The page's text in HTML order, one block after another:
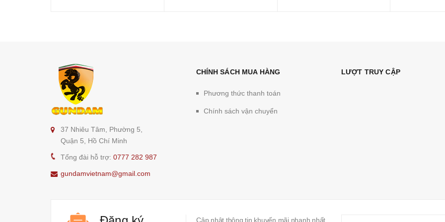
37 Nhiêu Tâm, Phường 5,
Quận 5, Hồ Chí Minh
Tổng đài hỗ trợ: 0777 282 987
gundamvietnam@gmail.com
CHÍNH SÁCH MUA HÀNG
Phương thức thanh toán
Chính sách vận chuyển
LƯỢT TRUY CẬP
Cập nhật thông tin khuyến mãi nhanh nhất